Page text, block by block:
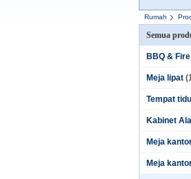
Rumah
Semua
BBQ &
Meja lipat
Tempat
Kabinet
Meja
Meja